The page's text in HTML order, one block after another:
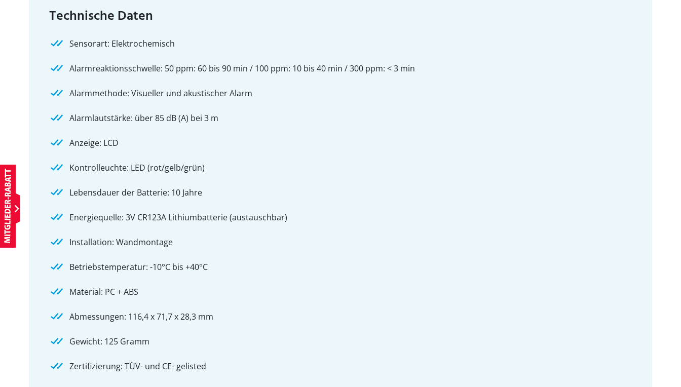
Technische Daten
Sensorart: Elektrochemisch
Alarmreaktionsschwelle: 50 ppm: 60 bis 90 min / 100 ppm: 10 bis 40 min / 300 ppm: < 3 min
Alarmmethode: Visueller und akustischer Alarm
Alarmlautstärke: über 85 dB (A) bei 3 m
Anzeige: LCD
Kontrolleuchte: LED (rot/gelb/grün)
Lebensdauer der Batterie: 10 Jahre
Energiequelle: 3V CR123A Lithiumbatterie (austauschbar)
Installation: Wandmontage
Betriebstemperatur: -10°C bis +40°C
Material: PC + ABS
Abmessungen: 116,4 x 71,7 x 28,3 mm
Gewicht: 125 Gramm
Zertifizierung: TÜV- und CE- gelisted